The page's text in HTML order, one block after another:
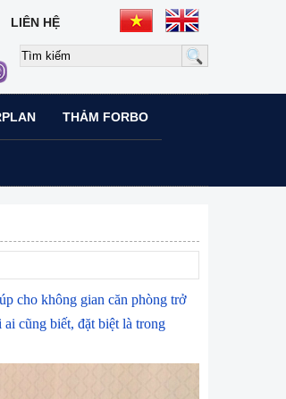
LIÊN HỆ
THẢM FORBO
cho không gian căn phòng trở
cũng biết, đặt biệt là trong